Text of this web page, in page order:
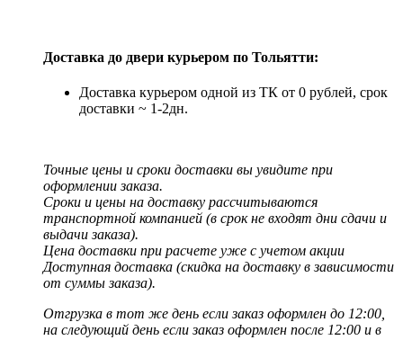
Доставка до двери курьером по Тольятти:
Доставка курьером одной из ТК от 0 рублей, срок
доставки ~ 1-2дн.
Точные цены и сроки доставки вы увидите при
оформлении заказа.
Сроки и цены на доставку рассчитываются
транспортной компанией (в срок не входят дни сдачи и
выдачи заказа).
Цена доставки при расчете уже с учетом акции
Доступная доставка (скидка на доставку в зависимости
от суммы заказа).
Отгрузка в тот же день если заказ оформлен до 12:00,
на следующий день если заказ оформлен после 12:00 и в